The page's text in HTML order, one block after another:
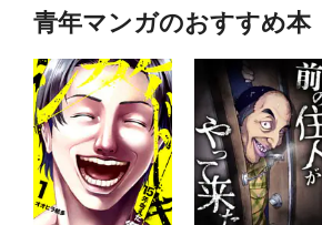
青年マンガのおすすめ本